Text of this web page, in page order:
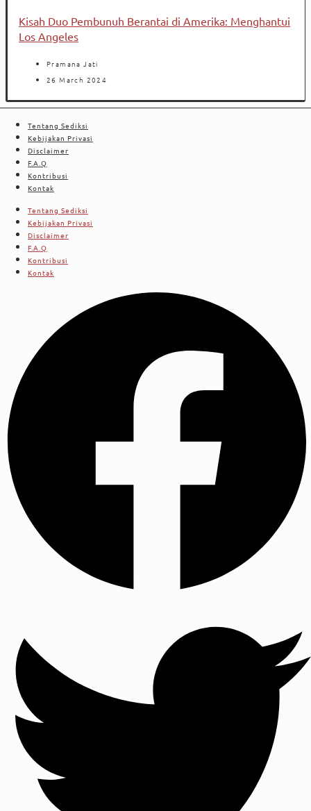
Kisah Duo Pembunuh Berantai di Amerika: Menghantui
Los Angeles
Pramana Jati
26 March 2024
Tentang Sediksi
Kebijakan Privasi
Disclaimer
F.A.Q
Kontribusi
Kontak
Tentang Sediksi
Kebijakan Privasi
Disclaimer
F.A.Q
Kontribusi
Kontak